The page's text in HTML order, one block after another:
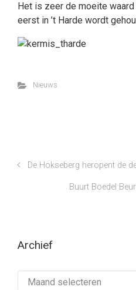
Het is zeer de moeite
eerst in ’t Harde wordt
Nieuws
De Hokseberg heropent de
Buurt Boedel
Archief